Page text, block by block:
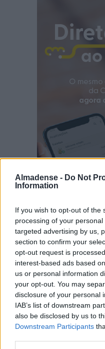
Almadense - Do Not
Information
If you wish to opt-out of the
processing of your
targeted advertising by us,
section to confirm your
opt-out request is
interest-based ads based
us or personal information
your opt-out. You may
disclosure of your personal
IAB’s list of downstream
also be disclosed by us to
Downstream Participants
Últimas